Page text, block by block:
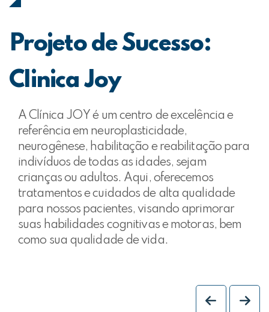
Projeto de Sucesso:
Clinica Joy
A Clínica JOY é um centro de excelência e
referência em neuroplasticidade,
neurogênese, habilitação e reabilitação para
indivíduos de todas as idades, sejam
crianças ou adultos. Aqui, oferecemos
tratamentos e cuidados de alta qualidade
para nossos pacientes, visando aprimorar
suas habilidades cognitivas e motoras, bem
como sua qualidade de vida.